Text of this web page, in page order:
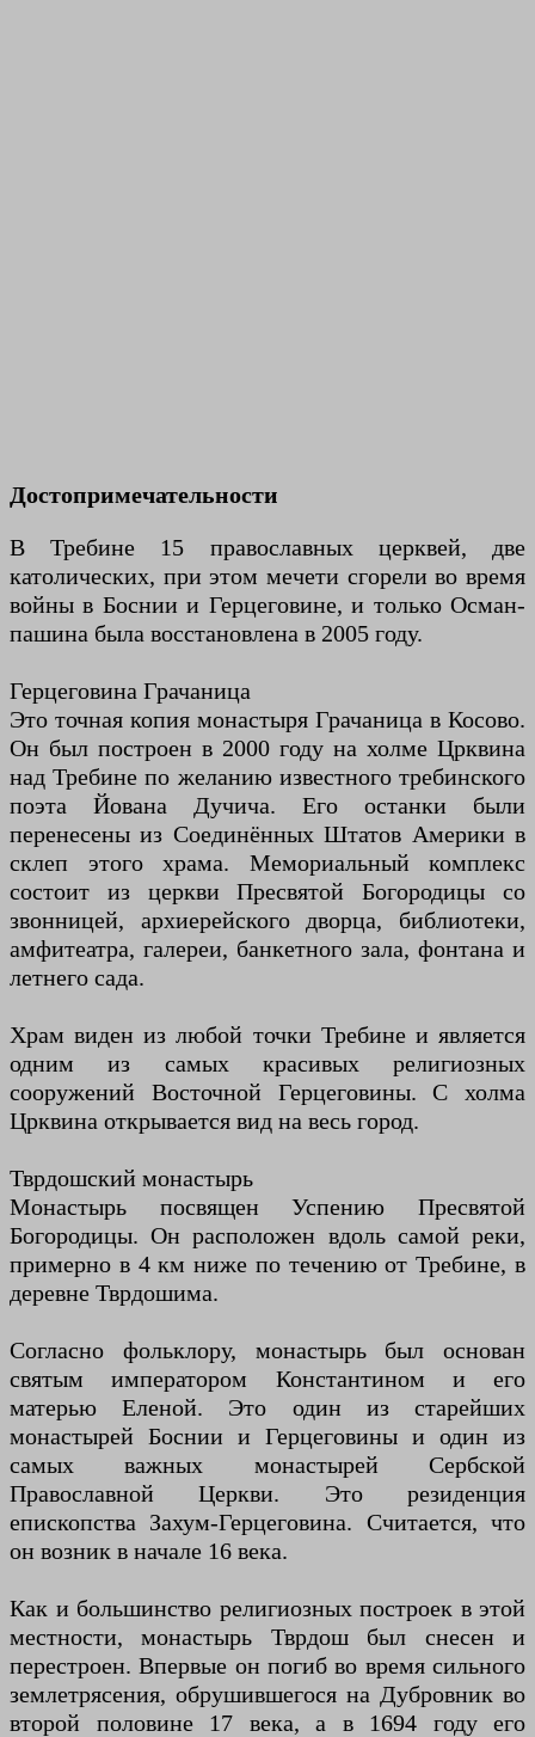
Достопримечательности
В Требине 15 православных церквей, две
католических, при этом мечети сгорели во время
войны в Боснии и Герцеговине, и только Осман-
пашина была восстановлена ​​в 2005 году.
Герцеговина Грачаница
Это точная копия монастыря Грачаница в Косово.
Он был построен в 2000 году на холме Црквина
над Требине по желанию известного требинского
поэта Йована Дучича. Его останки были
перенесены из Соединённых Штатов Америки в
склеп этого храма. Мемориальный комплекс
состоит из церкви Пресвятой Богородицы со
звонницей, архиерейского дворца, библиотеки,
амфитеатра, галереи, банкетного зала, фонтана и
летнего сада.
Храм виден из любой точки Требине и является
одним из самых красивых религиозных
сооружений Восточной Герцеговины. С холма
Црквина открывается вид на весь город.
Тврдошский монастырь
Монастырь посвящен Успению Пресвятой
Богородицы. Он расположен вдоль самой реки,
примерно в 4 км ниже по течению от Требине, в
деревне Тврдошима.
Согласно фольклору, монастырь был основан
святым императором Константином и его
матерью Еленой. Это один из старейших
монастырей Боснии и Герцеговины и один из
самых важных монастырей Сербской
Православной Церкви. Это резиденция
епископства Захум-Герцеговина. Считается, что
он возник в начале 16 века.
Как и большинство религиозных построек в этой
местности, монастырь Тврдош был снесен и
перестроен. Впервые он погиб во время сильного
землетрясения, обрушившегося на Дубровник во
второй половине 17 века, а в 1694 году его